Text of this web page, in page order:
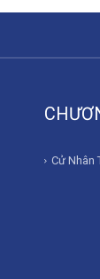
Cử Nhân